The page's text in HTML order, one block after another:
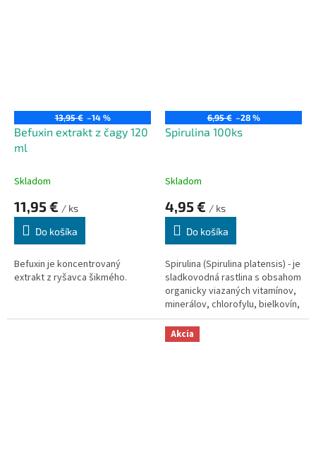
13,95 € –14 %
Befuxin extrakt z čagy 120
ml
Skladom
11,95 € / ks
Do košíka
Befuxin je koncentrovaný
extrakt z ryšavca šikmého.
6,95 € –28 %
Spirulina 100ks
Skladom
4,95 € / ks
Do košíka
Spirulina (Spirulina platensis) - je
sladkovodná rastlina s obsahom
organicky viazaných vitamínov,
minerálov, chlorofylu, bielkovín,
antioxidantov a aktívnych
enzýmov, vhodná na ľudskú
konzumáciu.
Akcia